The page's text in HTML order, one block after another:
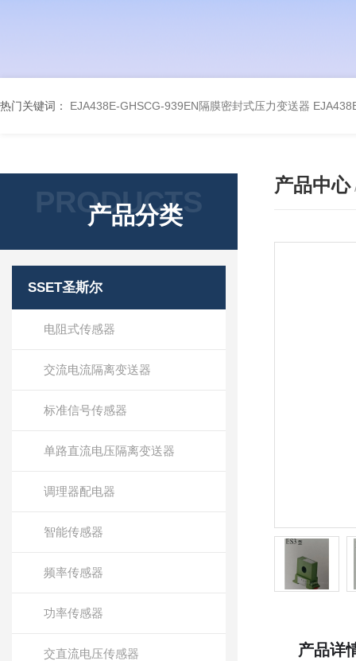
热门关键词： EJA438E-GHSCG-939EN隔膜密封式压力变送器
PRODUCTS
产品分类
SSET圣斯尔
电阻式传感器
交流电流隔离变送器
标准信号传感器
单路直流电压隔离变送器
调理器配电器
智能传感器
频率传感器
功率传感器
交直流电压传感器
产品中心
产品详